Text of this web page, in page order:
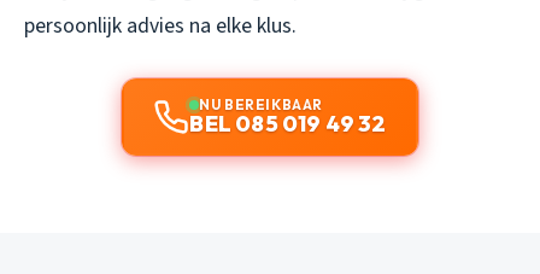
persoonlijk advies na elke klus.
NU BEREIKBAAR
BEL 085 019 49 32